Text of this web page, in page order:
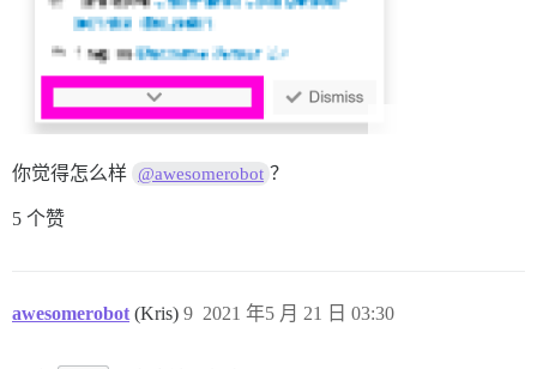
你觉得怎么样 @awesomerobot ？
5 个赞
awesomerobot (Kris) 2021 年5 月 21 日 03:30
9